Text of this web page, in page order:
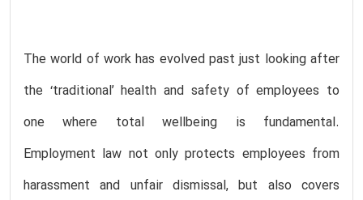
The world of work has evolved past just looking after
the ‘traditional’ health and safety of employees to
one where total wellbeing is fundamental.
Employment law not only protects employees from
harassment and unfair dismissal, but also covers